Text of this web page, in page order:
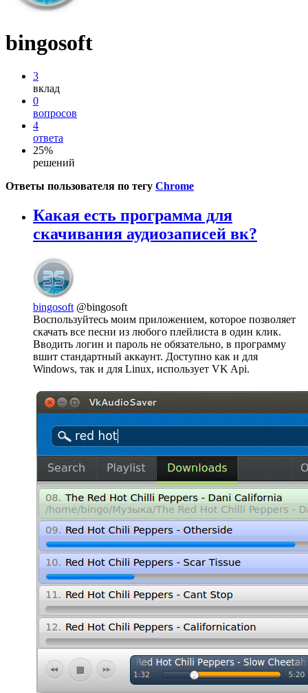
bingosoft
3
вклад
0
вопросов
4
ответа
25%
решений
Ответы пользователя по тегу Chrome
Какая есть программа для
скачивания аудиозаписей вк?
bingosoft @bingosoft
Воспользуйтесь моим приложением, которое позволяет
скачать все песни из любого плейлиста в один клик.
Вводить логин и пароль не обязательно, в программу
вшит стандартный аккаунт. Доступно как и для
Windows, так и для Linux, использует VK Api.